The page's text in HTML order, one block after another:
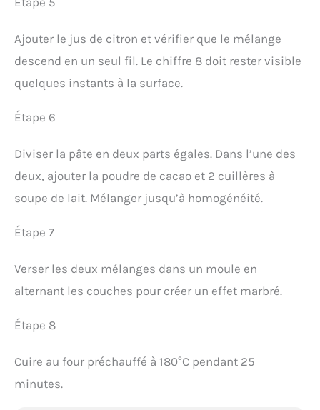
Ajouter le jus de citron et vérifier que le mélange
descend en un seul fil. Le chiffre 8 doit rester visible
quelques instants à la surface.
Étape 6
Diviser la pâte en deux parts égales. Dans l’une des
deux, ajouter la poudre de cacao et 2 cuillères à
soupe de lait. Mélanger jusqu’à homogénéité.
Étape 7
Verser les deux mélanges dans un moule en
alternant les couches pour créer un effet marbré.
Étape 8
Cuire au four préchauffé à 180°C pendant 25
minutes.